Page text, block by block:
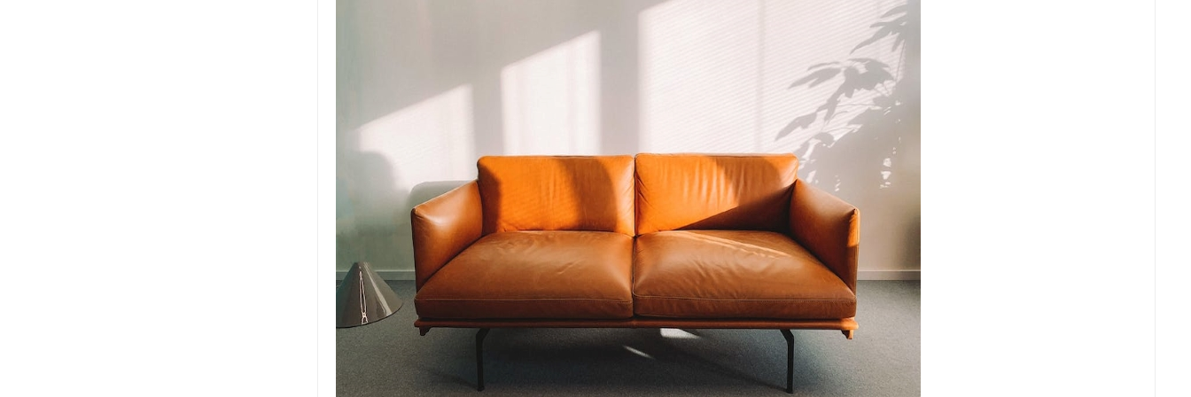
termes de main-d'œuvre et de ressources matérielles pour le remplacer, tandis que le cycle d'absorption d'humidité du Top-1000 est
plus long et peut être maintenu pendant 2 -3 mois. II. Topone publicité. En plus de la fourniture de produits secs, Topone peut fournir
un service d'inspection d'usine pour vous aider à identifier les risques potentiels de dommages causés par l'humidité dans votre usine
et peut émettre un plan d'amélioration étape par étape pour vous aider à réduire le risque de dommages causés par l'humidité à
l'usine. source. ①Topone peut évaluer le risque de moisissure usine par usine.② détecter s'il existe des vulnérabilités relativement
importantes aux moisissures dans l'environnement.③Vérifier si la teneur en humidité des emballages se situe dans les valeurs normales
et prélever des échantillons pour évaluation.④évaluer s'il existe des idées fausses sur les moisissures dans le processus de
fonctionnement de l'équipement, etc.⑤ selon la situation ci-dessus un par un pour créer le programme de prévention des moisissures
personnalisé de l'usine. Ce qui précède vise à présenter les informations pertinentes sur les raisons pour lesquelles Top-1000 est utilisé
dans le transport de produits, j'espère que cela pourra vous aider et continuera à mettre à jour la consultation connexe sur Top-1000,
veuillez faire attention et accueillir la consultation.